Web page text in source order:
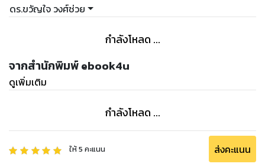
ดร.ขวัญใจ วงศ์ช่วย
กำลังโหลด ...
จากสำนักพิมพ์ ebook4u
ดูเพิ่มเติม
กำลังโหลด ...
ให้5 คะแนน ส่งคะแนน